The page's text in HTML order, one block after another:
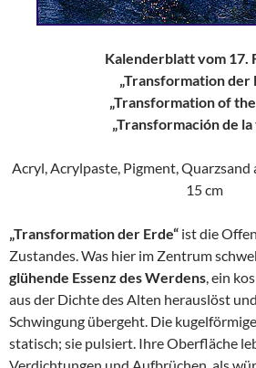
Kalenderblatt vom 17.
„Transformation der
„Transformation of
„Transformación de
Acryl, Acrylpaste, Pigment, Quarzsand
15 cm
„Transformation der Erde“ ist die
Zustandes. Was hier im Zentrum
glühende Essenz des Werdens, ein
aus der Dichte des Alten herauslöst
Schwingung übergeht. Die
statisch; sie pulsiert. Ihre Oberfläche